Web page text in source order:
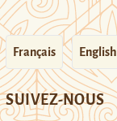
Français English
SUIVEZ-NOUS